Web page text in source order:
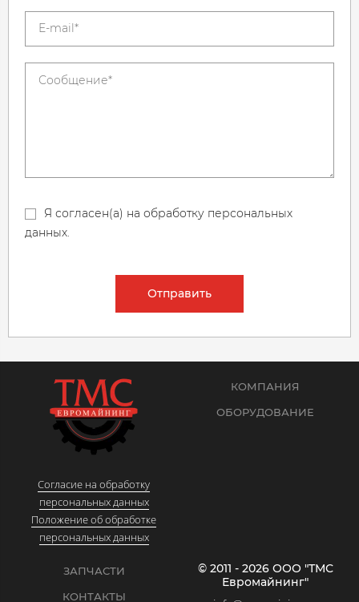
Я согласен(а) на обработку персональных
данных.
Отправить
Согласие на обработку
персональных данных
Положение об обработке
персональных данных
КОМПАНИЯ
ОБОРУДОВАНИЕ
ЗАПЧАСТИ
КОНТАКТЫ
© 2011 - 2026 ООО "ТМС
Евромайнинг"